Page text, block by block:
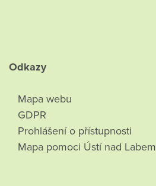
Odkazy
Mapa webu
GDPR
Prohlášení o přístupnosti
Mapa pomoci Ústí nad Labem